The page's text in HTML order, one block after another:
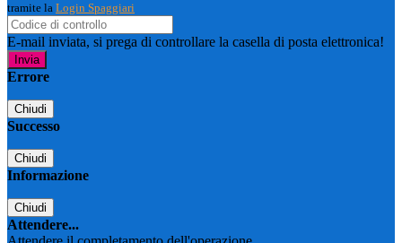
tramite la Login Spaggiari
E-mail inviata, si prega di controllare la casella di posta elettronica!
Errore
Chiudi
Successo
Chiudi
Informazione
Chiudi
Attendere...